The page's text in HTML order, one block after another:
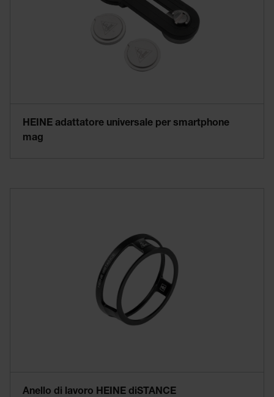
HEINE adattatore universale per smartphone
mag
Anello di lavoro HEINE diSTANCE